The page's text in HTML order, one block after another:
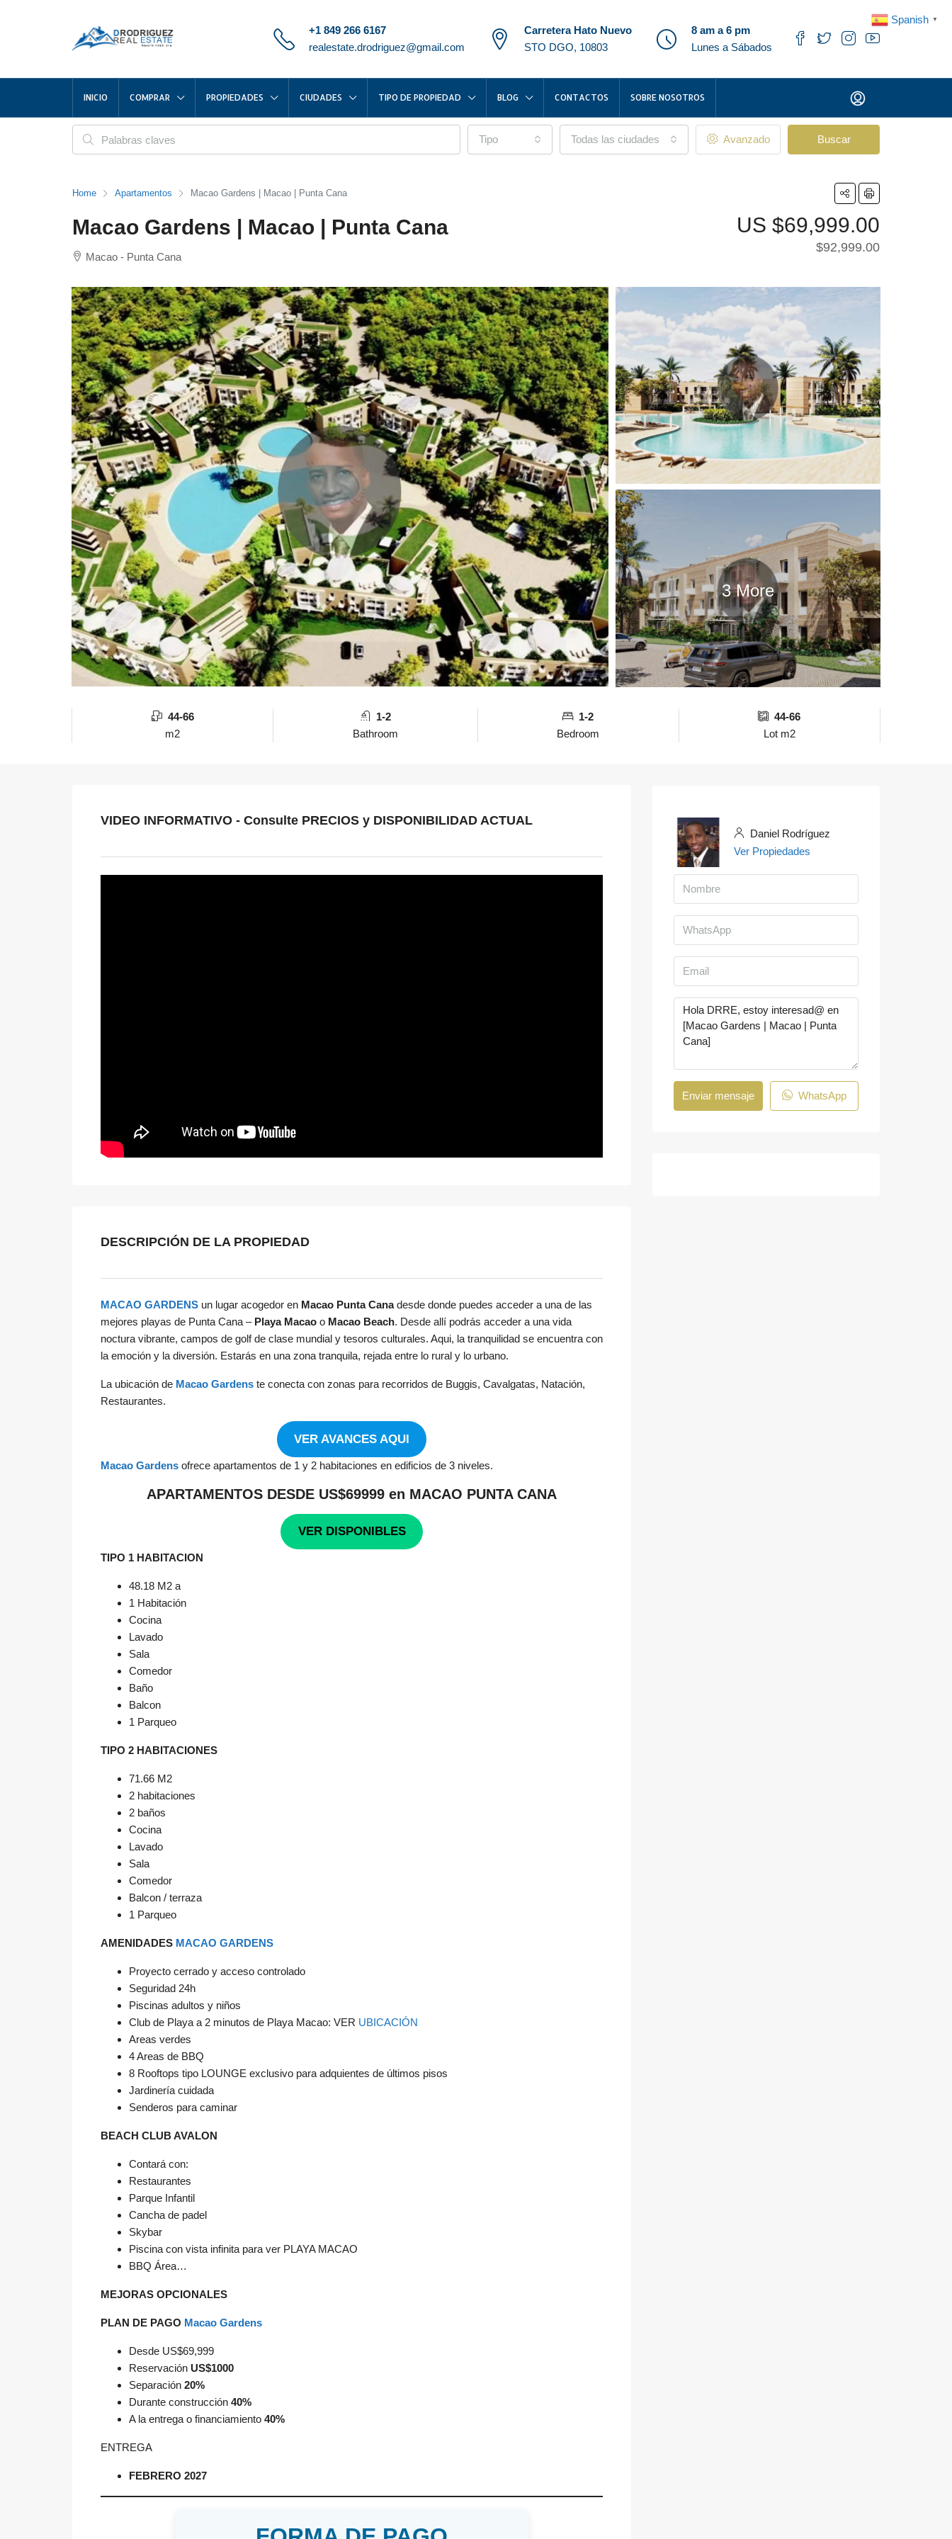
+1 849 266 6167
realestate.drodriguez@gmail.com
Carretera Hato Nuevo
STO DGO, 10803
8 am a 6 pm
Lunes a Sábados
INICIO COMPRAR PROPIEDADES CIUDADES TIPO DE PROPIEDAD BLOG CONTACTOS SOBRE NOSOTROS
Tipo Todas las ciudades Avanzado Buscar
Home Apartamentos Macao Gardens | Macao | Punta Cana
Macao Gardens | Macao | Punta Cana US $69,999.00
$92,999.00
Macao - Punta Cana
3 More
44-66
m2
1-2
Bathroom
1-2
Bedroom
44-66
Lot m2
VIDEO INFORMATIVO - Consulte PRECIOS y DISPONIBILIDAD ACTUAL
DESCRIPCIÓN DE LA PROPIEDAD
MACAO GARDENS un lugar acogedor en Macao Punta Canadesde donde puedes acceder a una de las
mejores playas de Punta Cana – Playa Macao o Macao Beach. Desde allí podrás acceder a una vida
noctura vibrante, campos de golf de clase mundial y tesoros culturales. Aqui, la tranquilidad se encuentra con
la emoción y la diversión. Estarás en una zona tranquila, rejada entre lo rural y lo urbano.
La ubicación de Macao Gardens te conecta con zonas para recorridos de Buggis, Cavalgatas, Natación,
Restaurantes.
VER AVANCES AQUI
Macao Gardens ofrece apartamentos de 1 y 2 habitaciones en edificios de 3 niveles.
APARTAMENTOS DESDE US$69999 en MACAO PUNTA CANA
VER DISPONIBLES
TIPO 1 HABITACION
48.18 M2 a
1 Habitación
Cocina
Lavado
Sala
Comedor
Baño
Balcon
1 Parqueo
TIPO 2 HABITACIONES
71.66 M2
2 habitaciones
2 baños
Cocina
Lavado
Sala
Comedor
Balcon / terraza
1 Parqueo
AMENIDADES MACAO GARDENS
Proyecto cerrado y acceso controlado
Seguridad 24h
Piscinas adultos y niños
Club de Playa a 2 minutos de Playa Macao: VER UBICACIÓN
Areas verdes
4 Areas de BBQ
8 Rooftops tipo LOUNGE exclusivo para adquientes de últimos pisos
Jardinería cuidada
Senderos para caminar
BEACH CLUB AVALON
Contará con:
Restaurantes
Parque Infantil
Cancha de padel
Skybar
Piscina con vista infinita para ver PLAYA MACAO
BBQ Área…
MEJORAS OPCIONALES
PLAN DE PAGO Macao Gardens
Desde US$69,999
Reservación US$1000
Separación 20%
Durante construcción 40%
A la entrega o financiamiento 40%
ENTREGA
FEBRERO 2027
Daniel Rodríguez
Ver Propiedades
Enviar mensaje WhatsApp
Spanish ▼